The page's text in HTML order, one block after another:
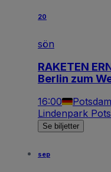
20
sön
RAKETEN
Berlin zum
16:00
Lindenpark
Se biljetter
sep